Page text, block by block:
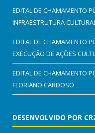
EDITAL DE CHAMAMENTO
INFRAESTRUTURA CULTURAL
EDITAL DE CHAMAMENTO
EXECUÇÃO DE AÇÕES
EDITAL DE CHAMAMENTO
FLORIANO CARDOSO
DESENVOLVIDO POR